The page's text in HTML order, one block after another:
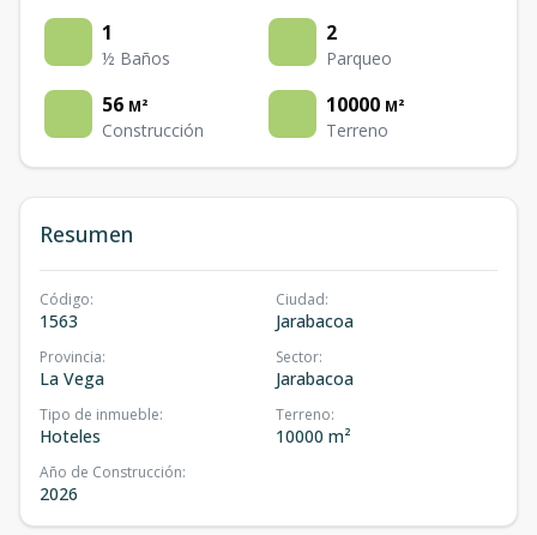
1
½ Baños
2
Parqueo
56 M²
Construcción
10000 M²
Terreno
Resumen
Código:
1563
Ciudad:
Jarabacoa
Provincia:
La Vega
Sector:
Jarabacoa
Tipo de inmueble:
Hoteles
Terreno:
10000 m²
Año de Construcción:
2026